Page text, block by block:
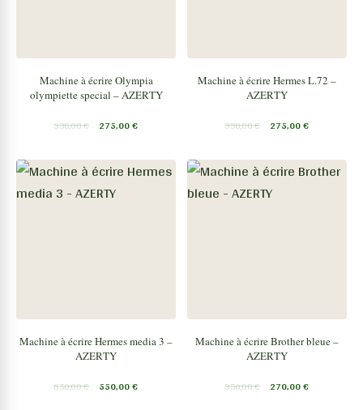
Machine à écrire Olympia
olympiette special – AZERTY
330,00€ 275,00€
Machine à écrire Hermes L.72 –
AZERTY
330,00€ 275,00€
Machine à écrire Hermes media 3 –
AZERTY
650,00€ 550,00€
Machine à écrire Brother bleue –
AZERTY
350,00€ 270,00€